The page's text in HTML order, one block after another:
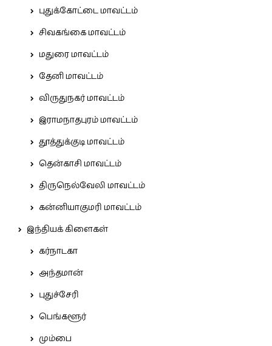
புதுக்கோட்டை மாவட்டம்
சிவகங்கை மாவட்டம்
மதுரை மாவட்டம்
தேனி மாவட்டம்
விருதுநகர் மாவட்டம்
இராமநாதபுரம் மாவட்டம்
தூத்துக்குடி மாவட்டம்
தென்காசி மாவட்டம்
திருநெல்வேலி மாவட்டம்
கன்னியாகுமரி மாவட்டம்
இந்தியக் கிளைகள்
கர்நாடகா
அந்தமான்
புதுச்சேரி
பெங்களூர்
மும்பை